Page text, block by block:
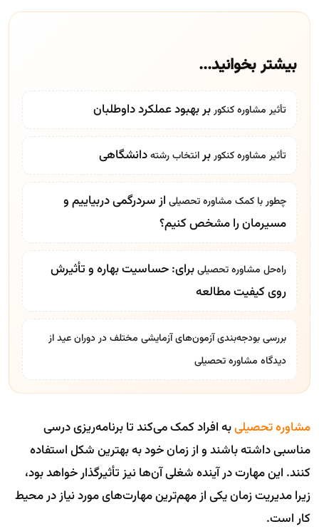
بیشتر بخوانید...
تأثیر مشاوره کنکوربر بهبود عملکرد داوطلبان
تأثیر مشاوره کنکوربرانتخاب رشتهدانشگاهی
چطور با کمک مشاوره تحصیلی از سردرگمی دربیاییم و
مسیرمان را مشخص کنیم؟
راه‌حل مشاوره تحصیلیبرای: حساسیت بهاره و تأثیرش
روی کیفیت مطالعه
بررسی بودجه‌بندی آزمون‌های آزمایشی مختلف در دوران عید از
دیدگاه مشاوره تحصیلی
مشاوره تحصیلیبه افراد کمک می‌کند تا برنامه‌ریزی درسی
مناسبی داشته باشند و از زمان خود به بهترین شکل استفاده
کنند. این مهارت در آینده شغلی آن‌ها نیز تأثیرگذار خواهد بود،
زیرا مدیریت زمان یکی از مهم‌ترین مهارت‌های مورد نیاز در محیط
کار است.